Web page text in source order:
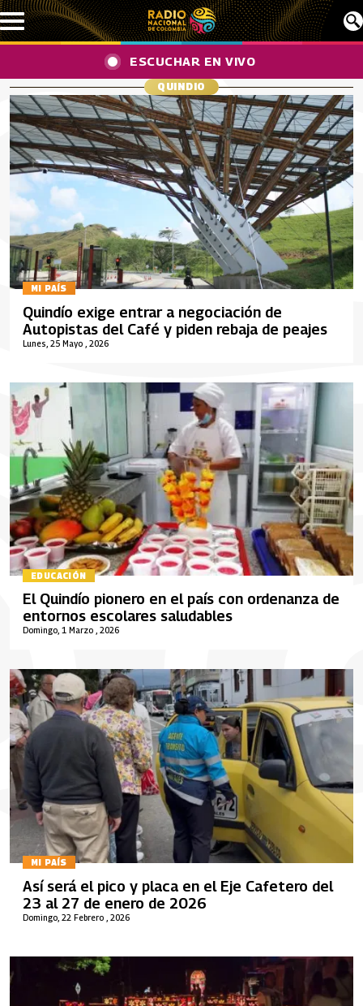
Pasar al contenido principal
ESCUCHAR EN VIVO
QUINDIO
MI PAÍS
Lunes, 25 Mayo , 2026
Quindío exige entrar a negociación de
Autopistas del Café y piden rebaja de peajes
EDUCACIÓN
Domingo, 1 Marzo , 2026
El Quindío pionero en el país con ordenanza de
entornos escolares saludables
MI PAÍS
Domingo, 22 Febrero , 2026
Así será el pico y placa en el Eje Cafetero del
23 al 27 de enero de 2026